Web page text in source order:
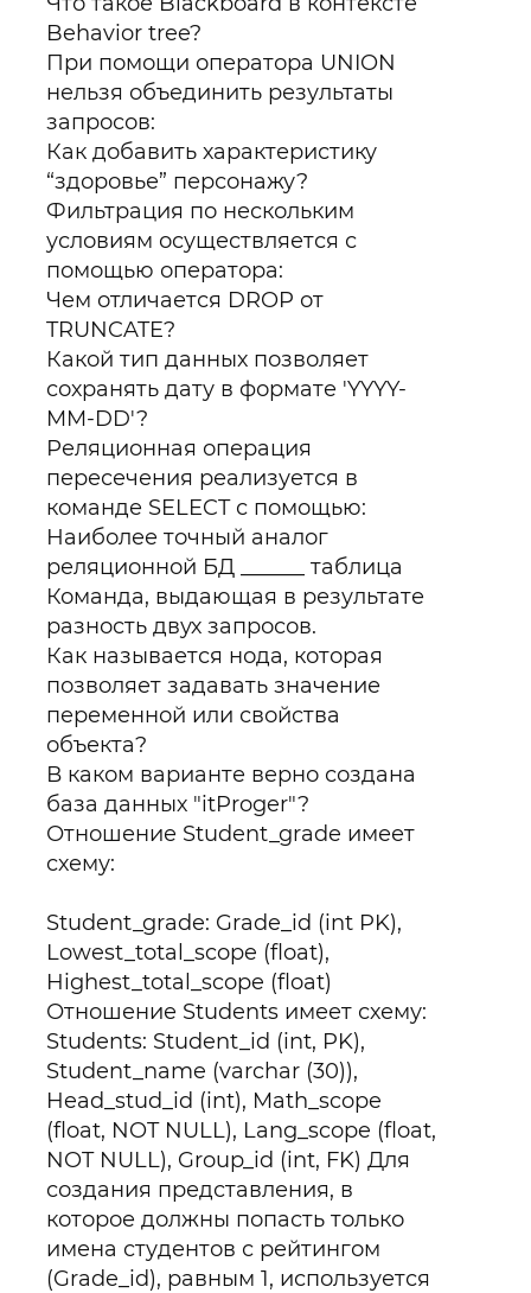
Behavior tree?
При помощи оператора UNION
нельзя объединить результаты
запросов:
Как добавить характеристику
“здоровье” персонажу?
Фильтрация по нескольким
условиям осуществляется с
помощью оператора:
Чем отличается DROP от
TRUNCATE?
Какой тип данных позволяет
сохранять дату в формате 'YYYY-
MM-DD'?
Реляционная операция
пересечения реализуется в
команде SELECT с помощью:
Наиболее точный аналог
реляционной БД ______ таблица
Команда, выдающая в результате
разность двух запросов.
Как называется нода, которая
позволяет задавать значение
переменной или свойства
объекта?
В каком варианте верно создана
база данных "itProger"?
Отношение Student_grade имеет
схему:
Student_grade: Grade_id (int PK),
Lowest_total_scope (float),
Highest_total_scope (float)
Отношение Students имеет схему:
Students: Student_id (int, PK),
Student_name (varchar (30)),
Head_stud_id (int), Math_scope
(float, NOT NULL), Lang_scope (float,
NOT NULL), Group_id (int, FK) Для
создания представления, в
которое должны попасть только
имена студентов с рейтингом
(Grade_id), равным 1, используется